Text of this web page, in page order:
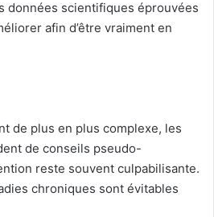
données scientifiques éprouvées
afin d’être vraiment en
de plus en plus complexe, les
de conseils pseudo-
reste souvent culpabilisante.
chroniques sont évitables